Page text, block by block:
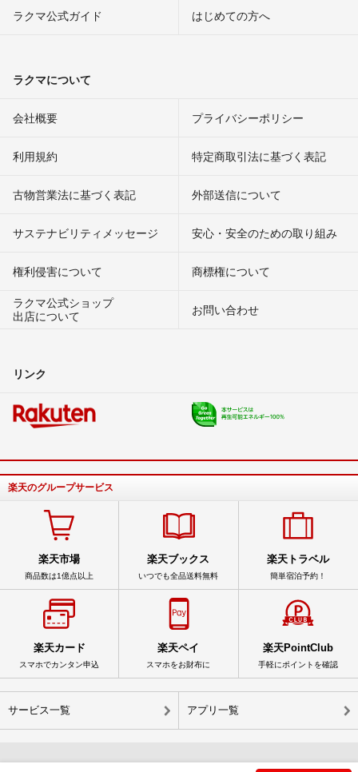
ラクマ公式ガイド はじめての方へ
ラクマについて
会社概要 プライバシーポリシー
利用規約 特定商取引法に基づく表記
古物営業法に基づく表記 外部送信について
サステナビリティメッセージ 安心・安全のための取り組み
権利侵害について
商標権について
ラクマ公式ショップ
出店について
お問い合わせ
リンク
楽天のグループサービス
楽天市場
商品数は1億点以上
楽天ブックス
いつでも全品送料無料
楽天トラベル
簡単宿泊予約！
楽天カード
スマホでカンタン申込
楽天ペイ
スマホをお財布に
楽天PointClub
手軽にポイントを確認
サービス一覧 アプリ一覧